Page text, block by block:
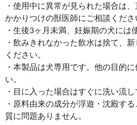
・使用中に異常が見られた場合は、
かかりつけの獣医師にご相談くださ
・生後3ヶ月未満、妊娠期の犬には
・飲みきれなかった飲水は捨て、
ください。
・本製品は犬専用です。他の目的
い。
・目に入った場合はすぐに洗い流し
・原料由来の成分が浮遊・沈殿す
質に問題ありません。